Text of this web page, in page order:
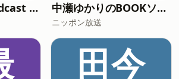
うそラジオ Podcast 松任谷由実はじめました 中瀬ゆかりのBOOKソムリエ
ニッポン放送
田今